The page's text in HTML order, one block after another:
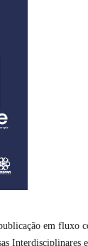
em fluxo
Interdisciplinares